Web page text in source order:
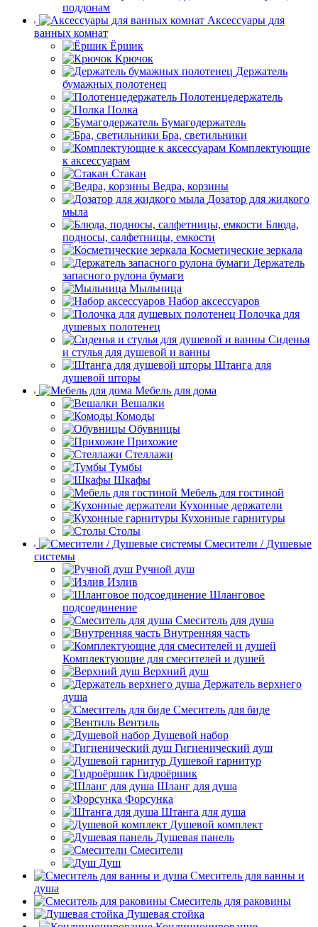
поддонам
Аксессуары для
ванных комнат
Ёршик
Крючок
Держатель
бумажных полотенец
Полотенцедержатель
Полка
Бумагодержатель
Бра, светильники
Комплектующие
к аксессуарам
Стакан
Ведра, корзины
Дозатор для жидкого
мыла
Блюда,
подносы, салфетницы, емкости
Косметические зеркала
Держатель
запасного рулона бумаги
Мыльница
Набор аксессуаров
Полочка для
душевых полотенец
Сиденья
и стулья для душевой и ванны
Штанга для
душевой шторы
Мебель для дома
Вешалки
Комоды
Обувницы
Прихожие
Стеллажи
Тумбы
Шкафы
Мебель для гостиной
Кухонные держатели
Кухонные гарнитуры
Столы
Смесители / Душевые
системы
Ручной душ
Излив
Шланговое
подсоединение
Смеситель для душа
Внутренняя часть
Комплектующие для смесителей и душей
Верхний душ
Держатель верхнего
душа
Смеситель для биде
Вентиль
Душевой набор
Гигиенический душ
Душевой гарнитур
Гидроёршик
Шланг для душа
Форсунка
Штанга для душа
Душевой комплект
Душевая панель
Смесители
Душ
Смеситель для ванны и
душа
Смеситель для раковины
Душевая стойка